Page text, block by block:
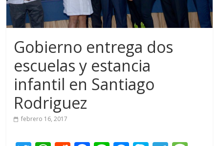
Gobierno entrega dos
escuelas y estancia
infantil en Santiago
Rodriguez
febrero 16, 2017